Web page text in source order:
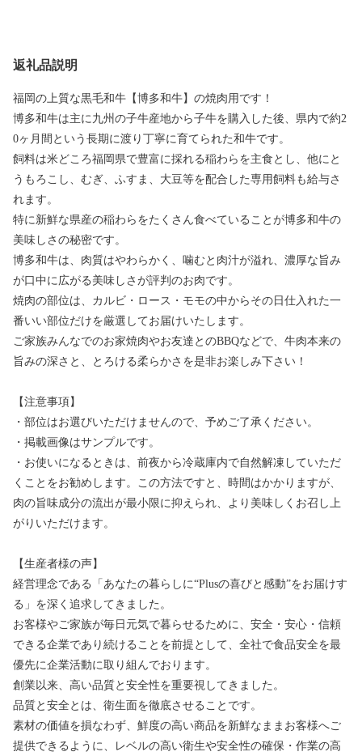
返礼品説明
福岡の上質な黒毛和牛【博多和牛】の焼肉用です！
博多和牛は主に九州の子牛産地から子牛を購入した後、県内で約2
0ヶ月間という長期に渡り丁寧に育てられた和牛です。
飼料は米どころ福岡県で豊富に採れる稲わらを主食とし、他にと
うもろこし、むぎ、ふすま、大豆等を配合した専用飼料も給与さ
れます。
特に新鮮な県産の稲わらをたくさん食べていることが博多和牛の
美味しさの秘密です。
博多和牛は、肉質はやわらかく、噛むと肉汁が溢れ、濃厚な旨み
が口中に広がる美味しさが評判のお肉です。
焼肉の部位は、カルビ・ロース・モモの中からその日仕入れた一
番いい部位だけを厳選してお届けいたします。
ご家族みんなでのお家焼肉やお友達とのBBQなどで、牛肉本来の
旨みの深さと、とろける柔らかさを是非お楽しみ下さい！
【注意事項】
・部位はお選びいただけませんので、予めご了承ください。
・掲載画像はサンプルです。
・お使いになるときは、前夜から冷蔵庫内で自然解凍していただ
くことをお勧めします。この方法ですと、時間はかかりますが、
肉の旨味成分の流出が最小限に抑えられ、より美味しくお召し上
がりいただけます。
【生産者様の声】
経営理念である「あなたの暮らしに“Plusの喜びと感動”をお届けす
る」を深く追求してきました。
お客様やご家族が毎日元気で暮らせるために、安全・安心・信頼
できる企業であり続けることを前提として、全社で食品安全を最
優先に企業活動に取り組んでおります。
創業以来、高い品質と安全性を重要視してきました。
品質と安全とは、衛生面を徹底させることです。
素材の価値を損なわず、鮮度の高い商品を新鮮なままお客様へご
提供できるように、レベルの高い衛生や安全性の確保・作業の高